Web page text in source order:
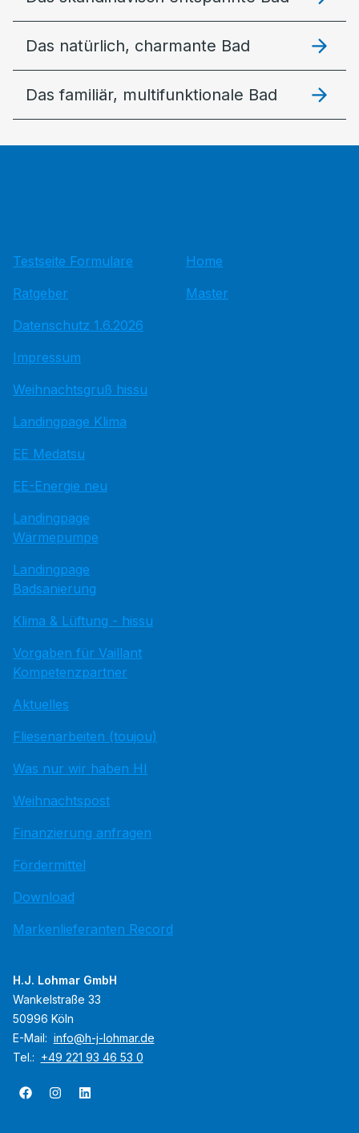
Das natürlich, charmante Bad
Das familiär, multifunktionale Bad
Testseite Formulare
Ratgeber
Datenschutz 1.6.2026
Impressum
Weihnachtsgruß hissu
Landingpage Klima
EE Medatsu
EE-Energie neu
Landingpage
Wärmepumpe
Landingpage
Badsanierung
Klima & Lüftung - hissu
Vorgaben für Vaillant
Kompetenzpartner
Aktuelles
Fliesenarbeiten (toujou)
Was nur wir haben HI
Weihnachtspost
Finanzierung anfragen
Fördermittel
Download
Markenlieferanten Record
Home
Master
H.J. Lohmar GmbH
Wankelstraße 33
50996 Köln
E-Mail: info@h-j-lohmar.de
Tel.: +49 221 93 46 53 0